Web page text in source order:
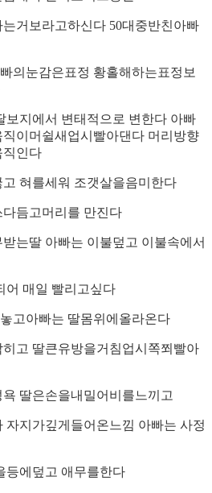
거보라고하신다 50대중반친아빠
의눈감은표정 황홀해하는표정보
보지에서 변태적으로 변한다 아빠
이머쉴새업시빨아댄다 머리방향
직인다
혀를세워 조갯살을음미한다
듬고머리를 만진다
는딸 아빠는 이불덮고 이불속에서
어 매일 빨리고싶다
고아빠는 딸몸위에올라온다
고 딸큰유방을거침업시쪽쬐빨아
딸은손을내밀어비를느끼고
자지가깊게들어온느낌 아빠는 사정
등에덮고 애무를한다